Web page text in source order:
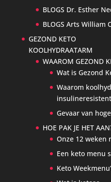
BLOGS Dr. Esther
BLOGS Arts William
GEZOND KETO
KOOLHYDRAATARM
WAAROM GEZOND
Wat is Gezond
Waarom
Gevaar van
HOE PAK JE HET
Onze 12 weken
Een keto menu
Keto